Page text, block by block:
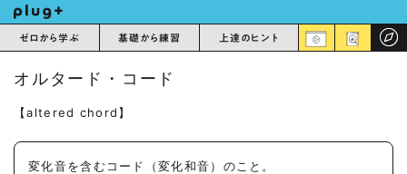
ゼロから学ぶ 基礎から練習 上達のヒント
オルタード・コード
【altered chord】
変化音を含むコード（変化和音）のこと。